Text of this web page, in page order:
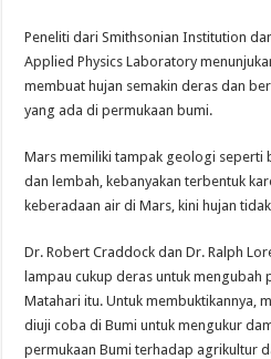
Peneliti dari Smithsonian Institution
Applied Physics Laboratory
membuat hujan semakin deras dan
yang ada di permukaan bumi.
Mars memiliki tampak geologi seperti
dan lembah, kebanyakan terbentuk
keberadaan air di Mars, kini hujan
Dr. Robert Craddock dan Dr. Ralph
lampau cukup deras untuk mengubah
Matahari itu. Untuk membuktikannya,
diuji coba di Bumi untuk mengukur
permukaan Bumi terhadap agrikultur